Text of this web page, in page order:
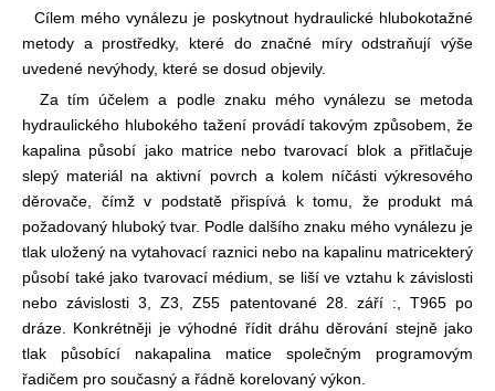
Cílem mého vynálezu je poskytnout hydraulické hlubokotažné
metody a prostředky, které do značné míry odstraňují výše
uvedené nevýhody, které se dosud objevily.
Za tím účelem a podle znaku mého vynálezu se metoda
hydraulického hlubokého tažení provádí takovým způsobem, že
kapalina působí jako matrice nebo tvarovací blok a přitlačuje
slepý materiál na aktivní povrch a kolem níčásti výkresového
děrovače, čímž v podstatě přispívá k tomu, že produkt má
požadovaný hluboký tvar. Podle dalšího znaku mého vynálezu je
tlak uložený na vytahovací raznici nebo na kapalinu matricekterý
působí také jako tvarovací médium, se liší ve vztahu k závislosti
nebo závislosti 3, Z3, Z55 patentované 28. září :, T965 po
dráze. Konkrétněji je výhodné řídit dráhu děrování stejně jako
tlak působící nakapalina matice společným programovým
řadičem pro současný a řádně korelovaný výkon.